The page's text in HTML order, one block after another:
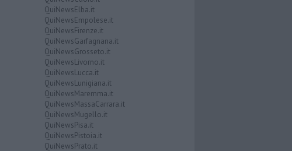
QuiNewsElba.it
QuiNewsEmpolese.it
QuiNewsFirenze.it
QuiNewsGarfagnana.it
QuiNewsGrosseto.it
QuiNewsLivorno.it
QuiNewsLucca.it
QuiNewsLunigiana.it
QuiNewsMaremma.it
QuiNewsMassaCarrara.it
QuiNewsMugello.it
QuiNewsPisa.it
QuiNewsPistoia.it
QuiNewsPrato.it